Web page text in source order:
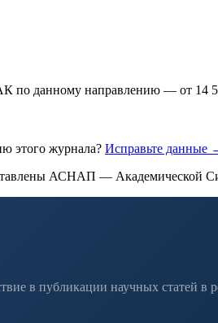
по данному направлению — от 14
этого журнала? Исправьте данные
АСНАП — Академической
в публикации научных статей в